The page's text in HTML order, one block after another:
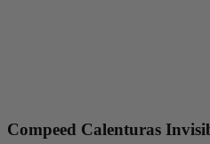
Compeed Calenturas